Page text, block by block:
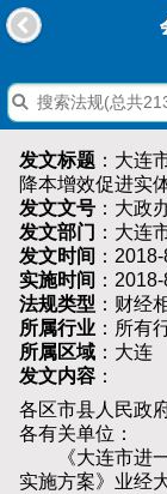
发文标题 ：大连
降本增效促进实
发文文号 ：大政
发文部门 ：大连
发文时间 ：
实施时间 ：
法规类型 ：财经
所属行业 ：所有
所属区域 ：大连
发文内容 ：
各区市县人民政
各有关单位：
《大连市进一
实施方案》业经